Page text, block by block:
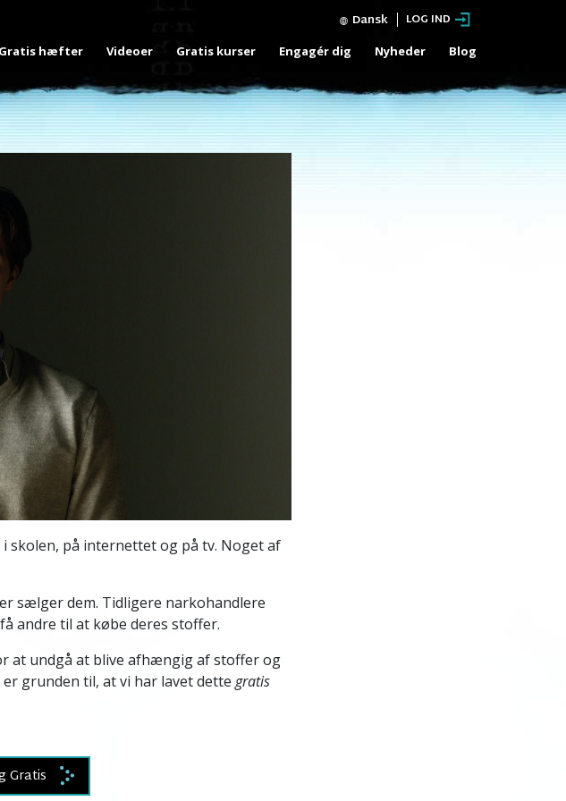
Dansk LOG IND
Gratis hæfter Videoer Gratis kurser Engagér dig Nyheder Blog
skolen, på internettet og på tv. Noget af
sælger dem. Tidligere narkohandlere
andre til at købe deres stoffer.
at undgå at blive afhængig af stoffer og
grunden til, at vi har lavet dette gratis
Gratis